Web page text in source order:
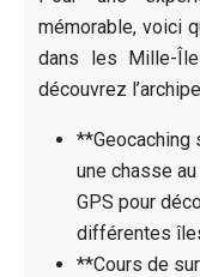
mémorable, voici
dans les Mille-
découvrez
**Geocaching
une chasse
GPS pour
différentes
**Cours de